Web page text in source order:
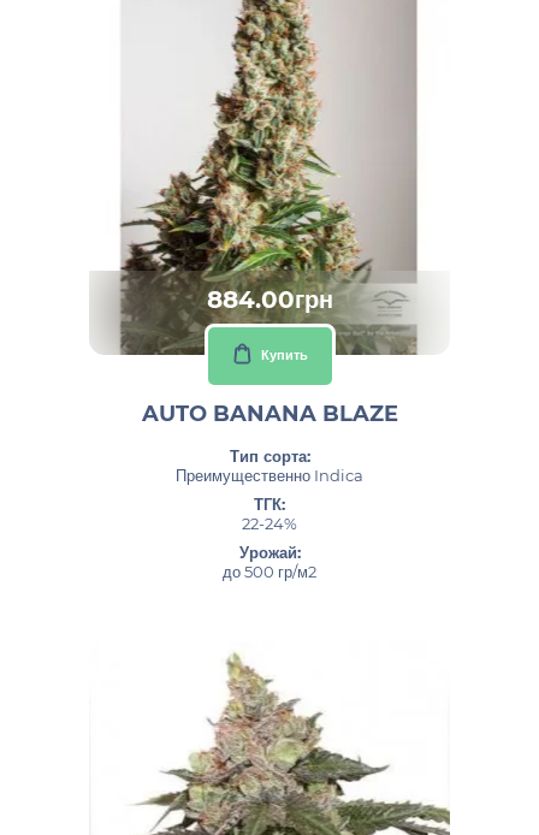
884.00грн
Купить
AUTO BANANA BLAZE
Тип сорта:
Преимущественно Indica
ТГК:
22-24%
Урожай:
до 500 гр/м2